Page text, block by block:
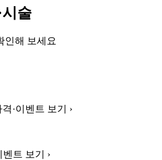
시술
인해 보세요
격·이벤트 보기 ›
벤트 보기 ›